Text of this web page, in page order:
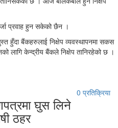
प्रवाह हुन सकेको छैन ।
हुँदा बैंकहरुलाई निक्षेप व्यवस्थापनमा सकस
केन्द्रीय बैंकले निक्षेप तानिरहेको छ ।
0 प्रतिक्रिया
घुस लिने
ठहर